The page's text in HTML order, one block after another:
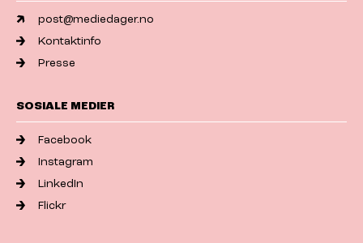
post@mediedager.no
Kontaktinfo
Presse
SOSIALE MEDIER
Facebook
Instagram
LinkedIn
Flickr